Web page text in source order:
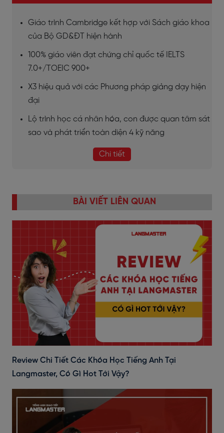
Giáo trình Cambridge kết hợp với Sách giáo khoa
của Bộ GD&ĐT hiện hành
100% giáo viên đạt chứng chỉ quốc tế IELTS
7.0+/TOEIC 900+
X3 hiệu quả với các Phương pháp giảng dạy hiện
đại
Lộ trình học cá nhân hóa, con được quan tâm sát
sao và phát triển toàn diện 4 kỹ năng
Chi tiết
BÀI VIẾT LIÊN QUAN
Review Chi Tiết Các Khóa Học Tiếng Anh Tại
Langmaster, Có Gì Hot Tới Vậy?